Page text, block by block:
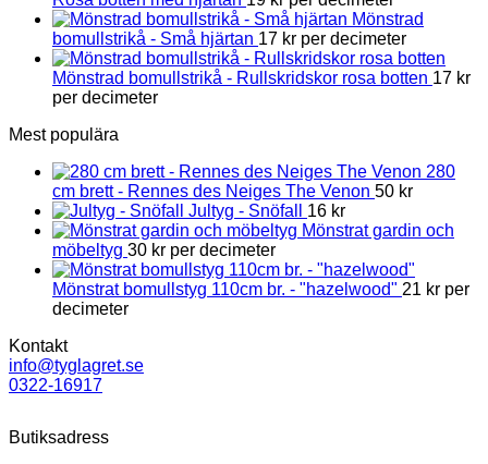
Mönstrad
bomullstrikå - Små hjärtan 17 kr per decimeter
Mönstrad bomullstrikå - Rullskridskor rosa botten 17 kr
per decimeter
Mest populära
280
cm brett - Rennes des Neiges The Venon 50 kr
Jultyg - Snöfall
16 kr
Mönstrat gardin och
möbeltyg 30 kr per decimeter
Mönstrat bomullstyg 110cm br. - "hazelwood" 21 kr per
decimeter
Kontakt
info@tyglagret.se
0322-16917
Butiksadress